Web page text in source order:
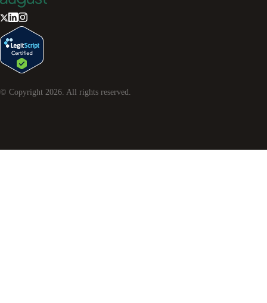
© Copyright 2026. All rights reserved.